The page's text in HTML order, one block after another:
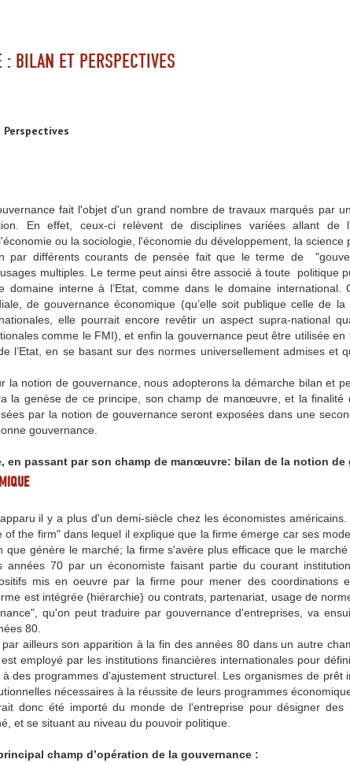
: BILAN ET PERSPECTIVES
Perspectives
fait l'objet d'un grand nombre de travaux marqués par
En effet, ceux-ci relèvent de disciplines variées allant de
ou la sociologie, l'économie du développement, la science
par différents courants de pensée fait que le terme de
multiples. Le terme peut ainsi être associé à toute politique
domaine interne à l’Etat, comme dans le domaine international.
de gouvernance économique (qu’elle soit publique celle de
elle pourrait encore revêtir un aspect supra-national
comme le FMI), et enfin la gouvernance peut être utilisée
l’Etat, en se basant sur des normes universellement admises et
la notion de gouvernance, nous adopterons la démarche bilan et
la genèse de ce principe, son champ de manœuvre, et la finalité
par la notion de gouvernance seront exposées dans une
gouvernance.
en passant par son champ de manœuvre: bilan de la notion de
il y a plus d'un demi-siècle chez les économistes
the firm" dans lequel il explique que la firme émerge car ses
que génère le marché; la firme s'avère plus efficace que le
années 70 par un économiste faisant partie du courant
mis en oeuvre par la firme pour mener des coordinations
est intégrée (hiérarchie) ou contrats, partenariat, usage de
qu'on peut traduire par gouvernance d'entreprises, va
80.
ailleurs son apparition à la fin des années 80 dans un autre
employé par les institutions financières internationales pour
des programmes d'ajustement structurel. Les organismes de prêt
nécessaires à la réussite de leurs programmes
donc été importé du monde de l'entreprise pour désigner
et se situant au niveau du pouvoir politique.
champ d’opération de la gouvernance :